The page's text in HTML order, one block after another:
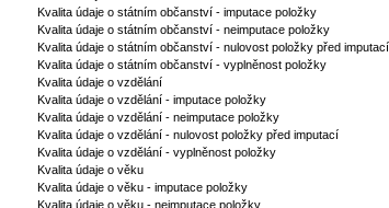
Kvalita údaje o státním občanství - imputace položky
Kvalita údaje o státním občanství - neimputace položky
Kvalita údaje o státním občanství - nulovost položky před imputací
Kvalita údaje o státním občanství - vyplněnost položky
Kvalita údaje o vzdělání
Kvalita údaje o vzdělání - imputace položky
Kvalita údaje o vzdělání - neimputace položky
Kvalita údaje o vzdělání - nulovost položky před imputací
Kvalita údaje o vzdělání - vyplněnost položky
Kvalita údaje o věku
Kvalita údaje o věku - imputace položky
Kvalita údaje o věku - neimputace položky